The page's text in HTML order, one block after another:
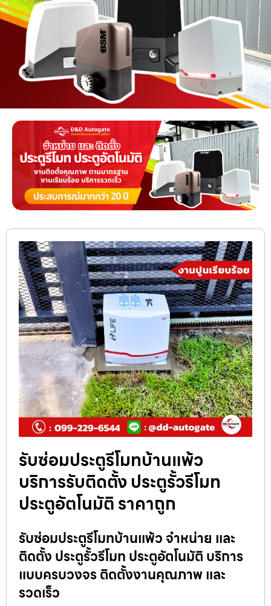
รับซ่อมประตูรีโมทบ้านแพ้ว
บริการรับติดตั้ง ประตูรั้วรีโมท
ประตูอัตโนมัติ ราคาถูก
รับซ่อมประตูรีโมทบ้านแพ้ว จำหน่าย และ
ติดตั้ง ประตูรั้วรีโมท ประตูอัตโนมัติ บริการ
แบบครบวงจร ติดตั้งงานคุณภาพ และ
รวดเร็ว